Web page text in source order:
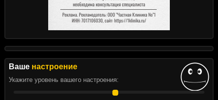
Ваше настроение
Укажите уровень вашего настроения: